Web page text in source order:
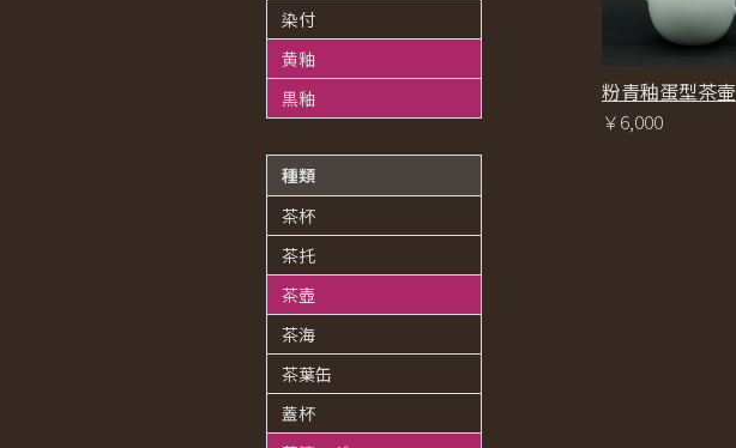
染付
黄釉
黒釉
種類
茶杯
茶托
茶壺
茶海
茶葉缶
蓋杯
粉青釉蛋型茶壷
￥6,000